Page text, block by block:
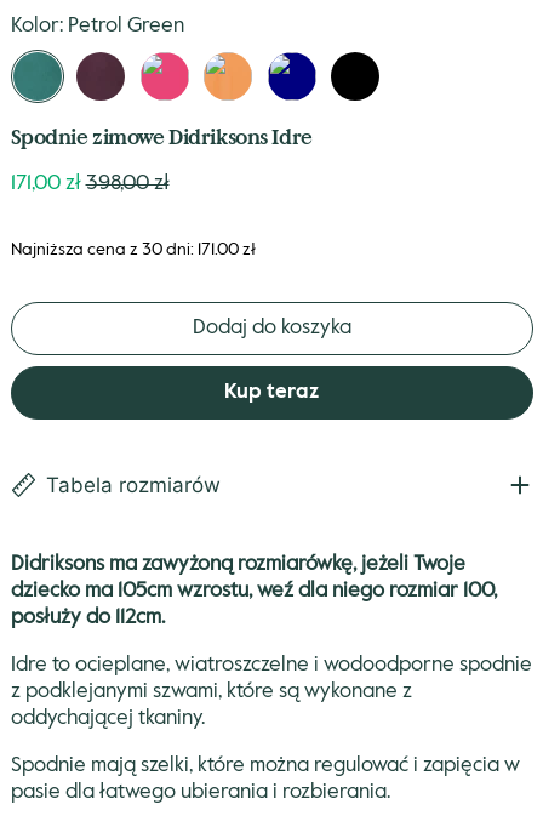
Kolor: Petrol Green
Petrol
Green
Plumb
True
Pink
Cantaloupe
Navy Black
Spodnie zimowe Didriksons Idre
Cena
171,00 zł Niższa
398,00 zł
Najniższa cena z 30 dni: 171.00 zł
Dodaj do koszyka
Kup teraz
Tabela rozmiarów
Didriksons ma zawyżoną rozmiarówkę, jeżeli Twoje
dziecko ma 105cm wzrostu, weź dla niego rozmiar 100,
posłuży do 112cm.
Idre to ocieplane, wiatroszczelne i wodoodporne spodnie
z podklejanymi szwami, które są wykonane z
oddychającej tkaniny.
Spodnie mają szelki, które można regulować i zapięcia w
pasie dla łatwego ubierania i rozbierania.